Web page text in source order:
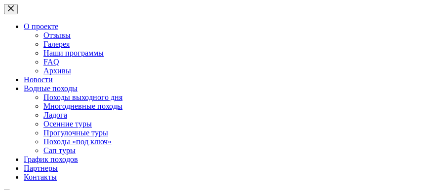
Перейти
к
сути
О проекте
Отзывы
Галерея
Наши программы
FAQ
Архивы
Новости
Водные походы
Походы выходного дня
Многодневные походы
Ладога
Осенние туры
Прогулочные туры
Походы «под ключ»
Сап туры
График походов
Партнеры
Контакты